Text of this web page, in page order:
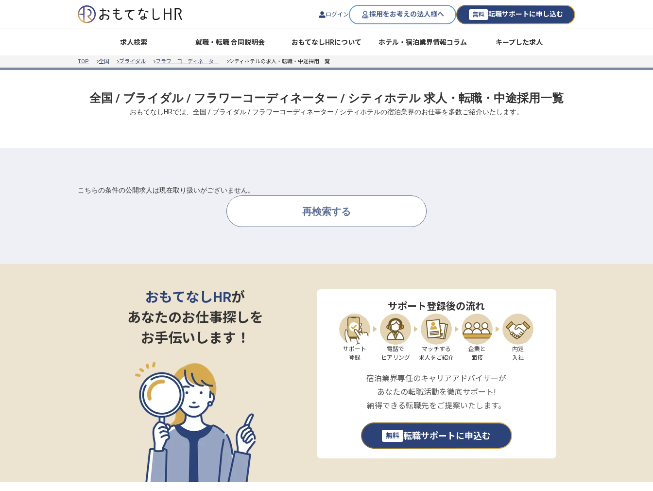
ログイン 採用をお考えの法人様へ 無料 転職サポートに申し込む
求人検索 就職・転職 合同説明会 おもてなしHRについて ホテル・宿泊業界情報コラム キープした求人
TOP 全国 ブライダル フラワーコーディネーター シティホテルの求人・転職・中途採用一覧
全国 / ブライダル / フラワーコーディネーター / シティホテル 求人・転職・中途採用一覧
おもてなしHRでは、全国 / ブライダル / フラワーコーディネーター / シティホテルの宿泊業界のお仕事を多数ご紹介いたします。
こちらの条件の公開求人は現在取り扱いがございません。
再検索する
おもてなしHRが
あなたのお仕事探しを
お手伝いします！
サポート登録後の流れ
サポート
登録
電話で
ヒアリング
マッチする
求人をご紹介
企業と
面接
内定
入社
宿泊業界専任のキャリアアドバイザーが
あなたの転職活動を徹底サポート!
納得できる転職先をご提案いたします。
無料 転職サポートに申込む